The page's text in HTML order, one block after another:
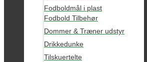
Fodboldmål i plast
Fodbold Tilbehør
Dommer & Træner udstyr
Drikkedunke
Tilskuertelte